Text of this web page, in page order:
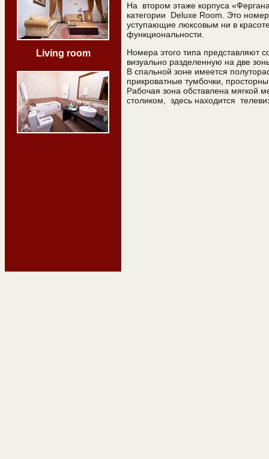
Living room
На втором этаже корпуса
категории Deluxe Room. Это
уступающие люксовым ни в
функциональности.
Номера этого типа представляют
визуально разделенную на две
В спальной зоне имеется
прикроватные тумбочки,
Рабочая зона обставлена мягкой
столиком, здесь находится